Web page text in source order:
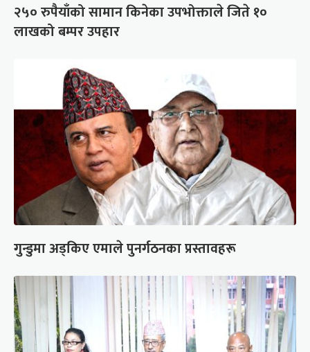
२५० रुपैयाँको सामान किनेका उपभोक्ताले जिते १०
लाखको बम्पर उपहार
गुन्डुमा अड्किए एमाले पुनर्गठनका प्रस्तावहरू